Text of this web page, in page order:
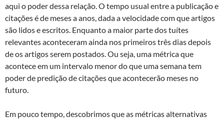
aqui o poder dessa relação. O tempo usual entre a publicação e
citações é de meses a anos, dada a velocidade com que artigos
são lidos e escritos. Enquanto a maior parte dos tuítes
relevantes aconteceram ainda nos primeiros três dias depois
de os artigos serem postados. Ou seja, uma métrica que
acontece em um intervalo menor do que uma semana tem
poder de predição de citações que acontecerão meses no
futuro.
Em pouco tempo, descobrimos que as métricas alternativas